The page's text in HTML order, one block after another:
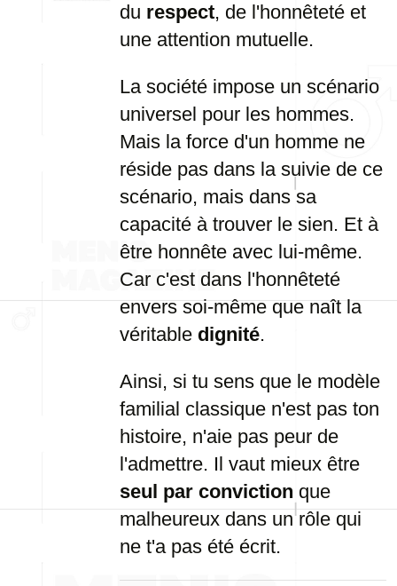
du respect, de l'honnêteté et
une attention mutuelle.
La société impose un scénario
universel pour les hommes.
Mais la force d'un homme ne
réside pas dans la suivie de ce
scénario, mais dans sa
capacité à trouver le sien. Et à
être honnête avec lui-même.
Car c'est dans l'honnêteté
envers soi-même que naît la
véritable dignité.
Ainsi, si tu sens que le modèle
familial classique n'est pas ton
histoire, n'aie pas peur de
l'admettre. Il vaut mieux être
seul par conviction que
malheureux dans un rôle qui
ne t'a pas été écrit.